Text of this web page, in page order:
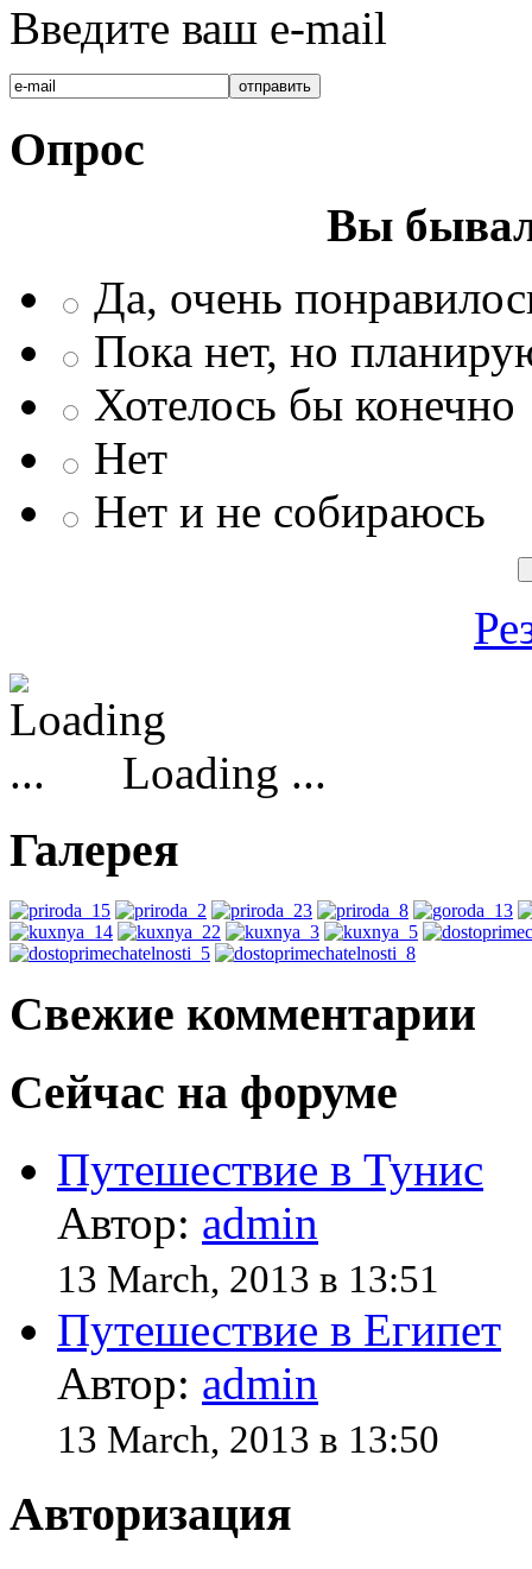
Введите ваш e-mail
Опрос
Вы
Да, очень
Пока нет, но
Хотелось бы конечно
Нет
Нет и не собираюсь
Loading ...
Галерея
Свежие комментарии
Сейчас на форуме
Путешествие в Тунис
Автор: admin
13 March, 2013 в 13:51
Путешествие в Египет
Автор: admin
13 March, 2013 в 13:50
Авторизация